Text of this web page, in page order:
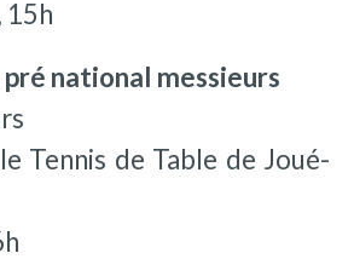
15h
national messieurs
Tennis de Table de Joué-